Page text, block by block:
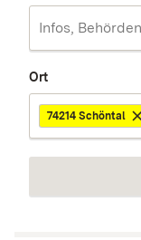
Ort
74214 Schöntal